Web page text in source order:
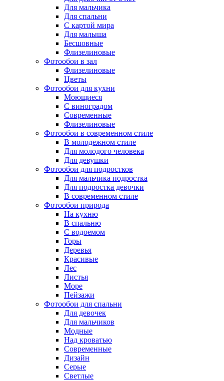
Для мальчика
Для спальни
С картой мира
Для малыша
Бесшовные
Флизелиновые
Фотообои в зал
Флизелиновые
Цветы
Фотообои для кухни
Моющиеся
С виноградом
Современные
Флизелиновые
Фотообои в современном стиле
В молодежном стиле
Для молодого человека
Для девушки
Фотообои для подростков
Для мальчика подростка
Для подростка девочки
В современном стиле
Фотообои природа
На кухню
В спальню
С водоемом
Горы
Деревья
Красивые
Лес
Листья
Море
Пейзажи
Фотообои для спальни
Для девочек
Для мальчиков
Модные
Над кроватью
Современные
Дизайн
Серые
Светлые